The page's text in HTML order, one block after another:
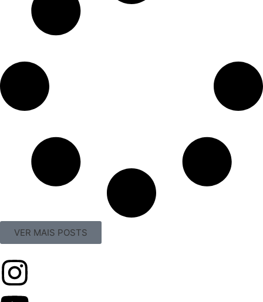
VER MAIS POSTS